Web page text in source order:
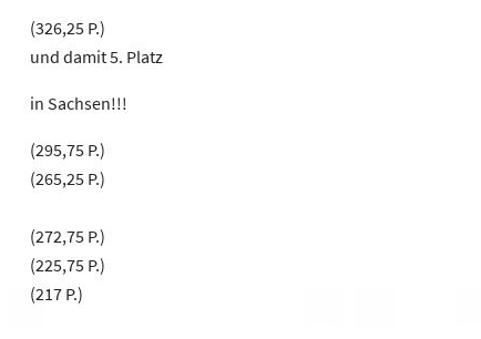
(326,25 P.)
und damit 5. Platz
in Sachsen!!!
(295,75 P.)
(265,25 P.)
(272,75 P.)
(225,75 P.)
(217 P.)